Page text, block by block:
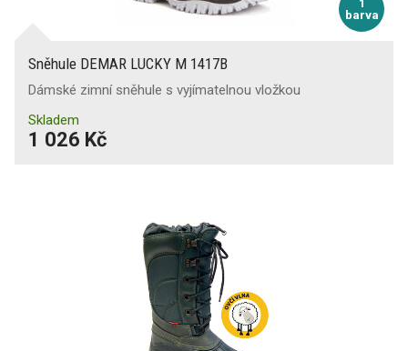
1
barva
Sněhule DEMAR LUCKY M 1417B
Dámské zimní sněhule s vyjímatelnou vložkou
Skladem
1 026 Kč